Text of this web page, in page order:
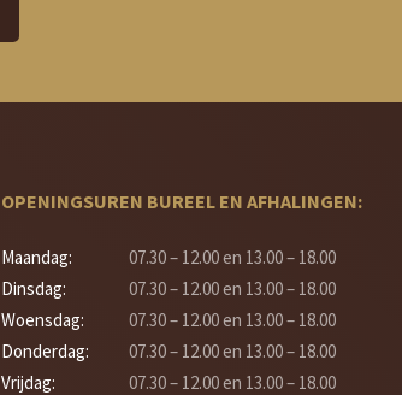
OPENINGSUREN BUREEL EN AFHALINGEN:
Maandag:
07.30 – 12.00 en 13.00 – 18.00
Dinsdag:
07.30 – 12.00 en 13.00 – 18.00
Woensdag:
07.30 – 12.00 en 13.00 – 18.00
Donderdag:
07.30 – 12.00 en 13.00 – 18.00
Vrijdag:
07.30 – 12.00 en 13.00 – 18.00